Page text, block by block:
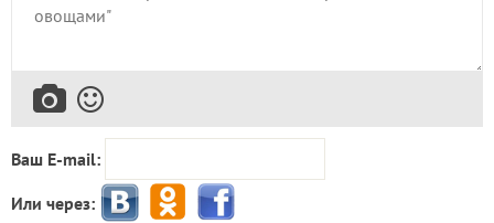
Ваш E-mail:
Или через: